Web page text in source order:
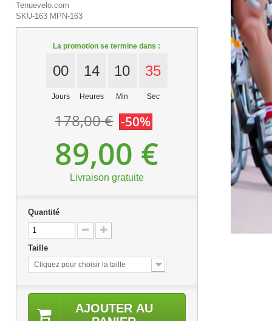
Tenuevelo.com
SKU-163 MPN-163
La promotion se termine dans :
00
Jours
14
Heures
10
Min
34
Sec
178,00 € -50%
89,00 €
Livraison gratuite
Quantité
Taille
Cliquez pour choisir la taille
AJOUTER AU